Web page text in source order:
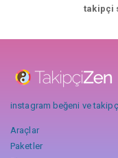
takipçi
instagram beğeni ve
Araçlar
Paketler